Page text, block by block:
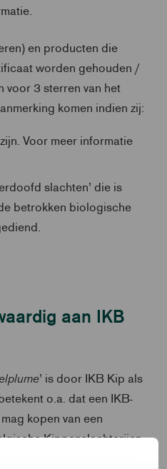
en producten die
worden gehouden /
voor 3 sterren van het
komen indien zij:
Voor meer informatie
slachten’ die is
betrokken biologische
aan IKB
’ is door IKB Kip als
o.a. dat een IKB-
kopen van een
Kippenslachterijen